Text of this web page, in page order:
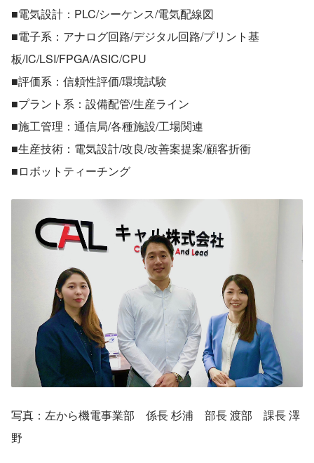
■電気設計：PLC/シーケンス/電気配線図
■電子系：アナログ回路/デジタル回路/プリント基
板/IC/LSI/FPGA/ASIC/CPU
■評価系：信頼性評価/環境試験
■プラント系：設備配管/生産ライン
■施工管理：通信局/各種施設/工場関連
■生産技術：電気設計/改良/改善案提案/顧客折衝
■ロボットティーチング
写真：左から機電事業部　係長 杉浦　部長 渡部　課長 澤
野